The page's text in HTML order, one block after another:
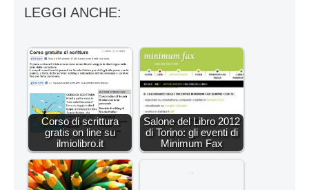
LEGGI ANCHE:
Corso di scrittura
gratis on line su
ilmiolibro.it
Salone del Libro 2012
di Torino: gli eventi di
Minimum Fax